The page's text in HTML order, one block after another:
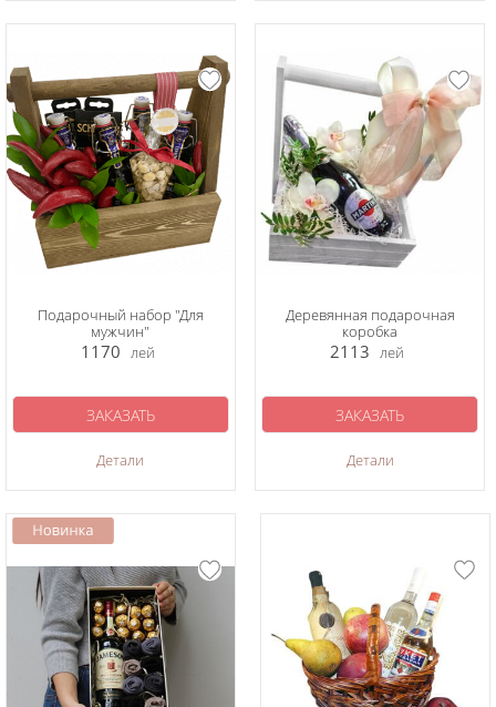
Подарочный набор "Для
мужчин"
1170 лей
Детали
ЗАКАЗАТЬ
Деревянная подарочная
коробка
2113 лей
Детали
ЗАКАЗАТЬ